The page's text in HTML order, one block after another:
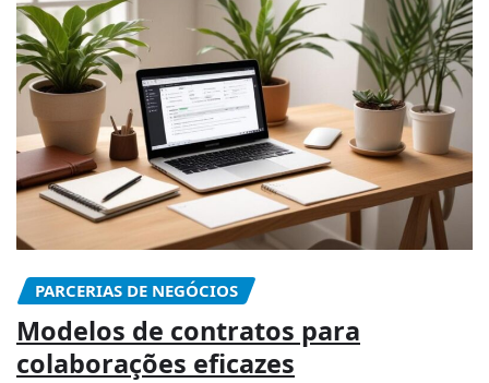
PARCERIAS DE NEGÓCIOS
Modelos de contratos para
colaborações eficazes